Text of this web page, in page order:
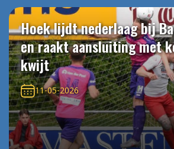
Hoek lijdt nederlaag bij
en raakt aansluiting met
kwijt
11-05-2026